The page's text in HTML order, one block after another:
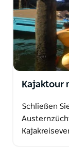
Kajaktour
Schließen